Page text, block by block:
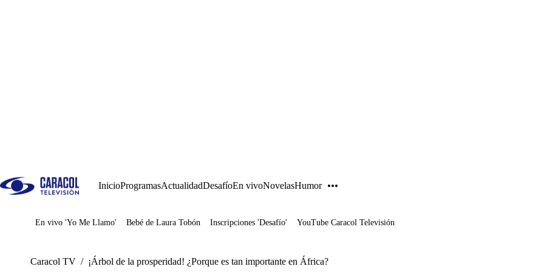
InicioProgramasActualidadDesafíoEn vivoNovelasHumor
Juegos
En vivo 'Yo Me Llamo' Bebé de Laura Tobón Inscripciones 'Desafío' YouTube Caracol Televisión
Caracol TV / ¡Árbol de la prosperidad! ¿Porque es tan importante en África?